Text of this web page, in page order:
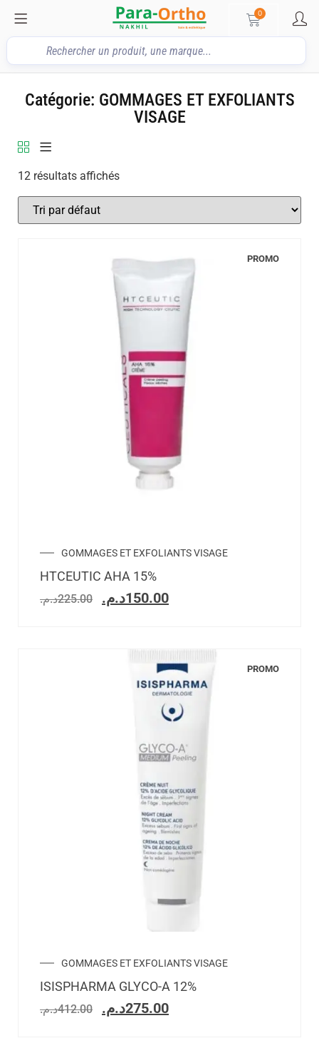
0
Catégorie: GOMMAGES ET EXFOLIANTS
VISAGE
12 résultats affichés
PROMO
GOMMAGES ET EXFOLIANTS VISAGE
HTCEUTIC AHA 15%
225.00د.م. 150.00د.م.
PROMO
GOMMAGES ET EXFOLIANTS VISAGE
ISISPHARMA GLYCO-A 12%
412.00د.م. 275.00د.م.